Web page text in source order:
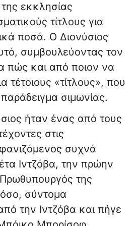
της εκκλησίας
τίτλους για
ποσά. Ο Διονύσιος
συμβουλεύοντας τον
πώς και από ποιον να
τέτοιους «τίτλους», που
σιμωνίας.
ήταν ένας από τους
στις
συχνά
Ιντζόβα, την πρώην
της
σύντομα
την Ιντζόβα και πήγε